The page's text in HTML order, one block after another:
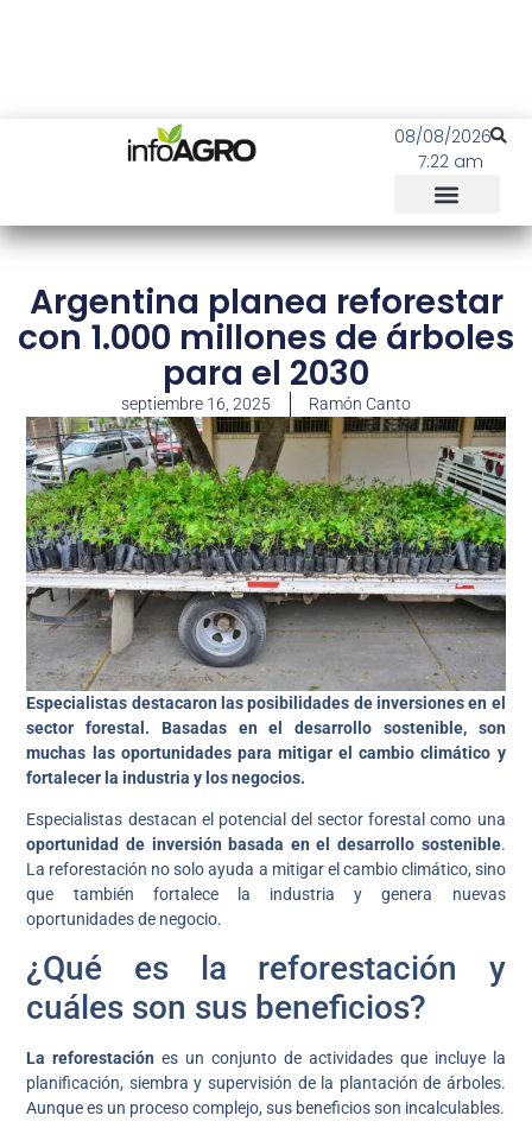
08/08/2026
7:22 am
Argentina planea reforestar
con 1.000 millones de árboles
para el 2030
septiembre 16, 2025 Ramón Canto
Especialistas destacaron las posibilidades de inversiones en el
sector forestal. Basadas en el desarrollo sostenible, son
muchas las oportunidades para mitigar el cambio climático y
fortalecer la industria y los negocios.
Especialistas destacan el potencial del sector forestal como una
oportunidad de inversión basada en el desarrollo sostenible.
La reforestación no solo ayuda a mitigar el cambio climático, sino
que también fortalece la industria y genera nuevas
oportunidades de negocio.
¿Qué es la reforestación y
cuáles son sus beneficios?
La reforestaciónes un conjunto de actividades que incluye la
planificación, siembra y supervisión de la plantación de árboles.
Aunque es un proceso complejo, sus beneficios son incalculables.